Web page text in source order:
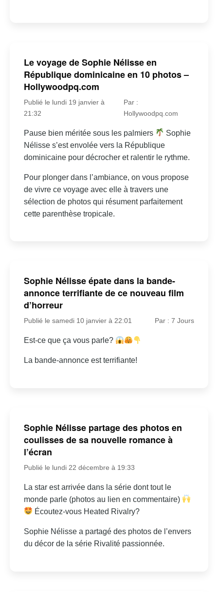
Le voyage de Sophie Nélisse en
République dominicaine en 10 photos –
Hollywoodpq.com
Publié le lundi 19 janvier à
21:32
Par :
Hollywoodpq.com
Pause bien méritée sous les palmiers
Sophie
Nélisse s’est envolée vers la République
dominicaine pour décrocher et ralentir le rythme.
Pour plonger dans l’ambiance, on vous propose
de vivre ce voyage avec elle à travers une
sélection de photos qui résument parfaitement
cette parenthèse tropicale.
Sophie Nélisse épate dans la bande-
annonce terrifiante de ce nouveau film
d’horreur
Publié le samedi 10 janvier à 22:01 Par : 7 Jours
Est-ce que ça vous parle?
La bande-annonce est terrifiante!
Sophie Nélisse partage des photos en
coulisses de sa nouvelle romance à
l’écran
Publié le lundi 22 décembre à 19:33
La star est arrivée dans la série dont tout le
monde parle (photos au lien en commentaire)
Écoutez-vous Heated Rivalry?
Sophie Nélisse a partagé des photos de l’envers
du décor de la série Rivalité passionnée.